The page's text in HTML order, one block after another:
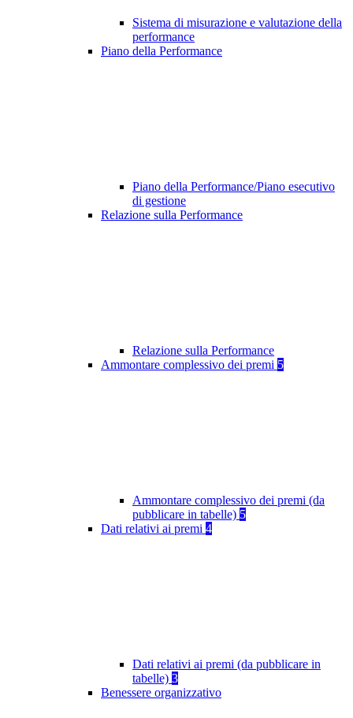
Sistema di misurazione e valutazione della
performance
Piano della Performance
Piano della Performance/Piano esecutivo
di gestione
Relazione sulla Performance
Relazione sulla Performance
Ammontare complessivo dei premi 5
Ammontare complessivo dei premi (da
pubblicare in tabelle) 5
Dati relativi ai premi 4
Dati relativi ai premi (da pubblicare in
tabelle) 3
Benessere organizzativo